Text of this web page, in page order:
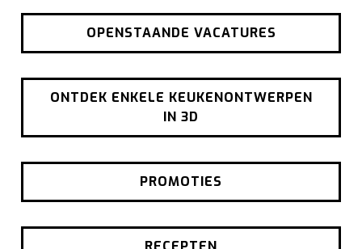
OPENSTAANDE VACATURES
ONTDEK ENKELE KEUKENONTWERPEN
IN 3D
PROMOTIES